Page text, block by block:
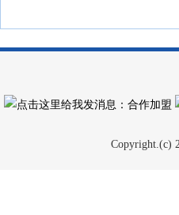
：合作加盟
Copyright.(c)